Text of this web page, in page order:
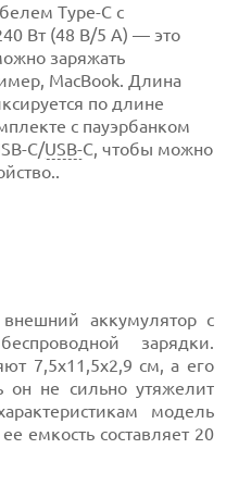
Type-C с
Вт (48 В/5 А) — это
заряжать
MacBook. Длина
по длине
с пауэрбанком
C/USB-C, чтобы можно
аккумулятор с
зарядки.
7,5х11,5х2,9 см, а его
он не сильно утяжелит
модель
емкость составляет 20